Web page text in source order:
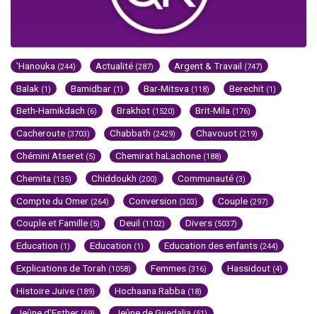
'Hanouka (244) Actualité (287) Argent & Travail (747)
Balak (1) Bamidbar (1) Bar-Mitsva (118) Berechit (1)
Beth-Hamikdach (6) Brakhot (1520) Brit-Mila (176)
Cacheroute (3703) Chabbath (2429) Chavouot (219)
Chémini Atseret (5) Chemirat haLachone (188)
Chemita (135) Chiddoukh (200) Communauté (3)
Compte du Omer (264) Conversion (303) Couple (297)
Couple et Famille (5) Deuil (1102) Divers (5037)
Education (1) Education (1) Education des enfants (244)
Explications de Torah (1058) Femmes (316) Hassidout (4)
Histoire Juive (189) Hochaana Rabba (18)